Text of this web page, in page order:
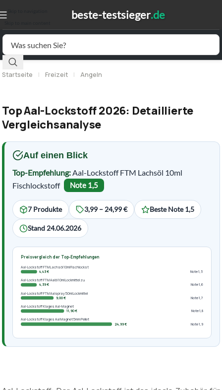
Startseite | Freizeit | Angeln
Top Aal-Lockstoff 2026: Detaillierte
Vergleichsanalyse
Auf einen Blick
Top-Empfehlung:Aal-Lockstoff FTM Lachsöl 10ml
Fischlockstoff
Note 1,5
7 Produkte 3,99 – 24,99 € Beste Note 1,5
Stand 24.06.2026
Preisvergleich der Top-Empfehlungen
Aal-Lockstoff FTM Lachsöl 10ml Fischlockst
4,43 €
Note 1,5
Aal-Lockstoff FTM Aalöl 10ml Lockmittel zu
4,39 €
Note 1,6
Aal-Lockstoff FTM Aalspray 50ml Lockmittel
9,00 €
Note 1,7
Aal-Lockstoff Klages Aal-Magnet
11,90 €
Note 1,8
Aal-Lockstoff Klages Aal Magnet 5mm Pellet
24,99 €
Note 1,9